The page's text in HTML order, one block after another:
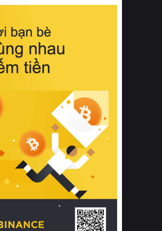
này, bạn sẽ cảm nhận rõ rệt sự khác
hồi chuẩn xác của phần đệm nâng đỡ
cột sống.
Bên cạnh đó, việc lựa chọn các dòng
sản phẩm đạt chuẩn chất lượng quốc
tế còn giúp ngăn ngừa tình trạng kích
khuẩn và nấm mốc trong điều kiện
thời tiết nóng ẩm. Bạn có thể tìm hiểu
thêm các nghiên cứu khoa học về tác
động của giấc ngủ và môi trường
phòng ngủ đối với sức khỏe con
người tại Sleep Foundation (External
Link) để có cái nhìn toàn diện hơn.
2. Các tiêu chí vàng khi lựa chọn
chăn ga gối đệm cao cấp cho phòng
ngủ
Để sở hữu một bộ chăn ga gối đệm
cao cấp hoàn hảo cả về thẩm mỹ lẫn
công năng, người tiêu dùng cần cân
nhắc kỹ lưỡng các tiêu chí quan trọng